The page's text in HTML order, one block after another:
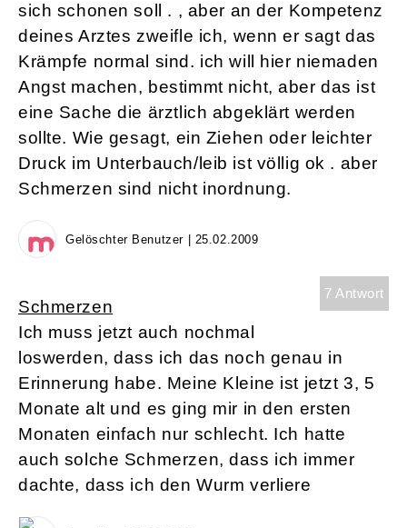
sich schonen soll . , aber an der Kompetenz
deines Arztes zweifle ich, wenn er sagt das
Krämpfe normal sind. ich will hier niemaden
Angst machen, bestimmt nicht, aber das ist
eine Sache die ärztlich abgeklärt werden
sollte. Wie gesagt, ein Ziehen oder leichter
Druck im Unterbauch/leib ist völlig ok . aber
Schmerzen sind nicht inordnung.
Gelöschter Benutzer | 25.02.2009
7 Antwort
Schmerzen
Ich muss jetzt auch nochmal
loswerden, dass ich das noch genau in
Erinnerung habe. Meine Kleine ist jetzt 3, 5
Monate alt und es ging mir in den ersten
Monaten einfach nur schlecht. Ich hatte
auch solche Schmerzen, dass ich immer
dachte, dass ich den Wurm verliere